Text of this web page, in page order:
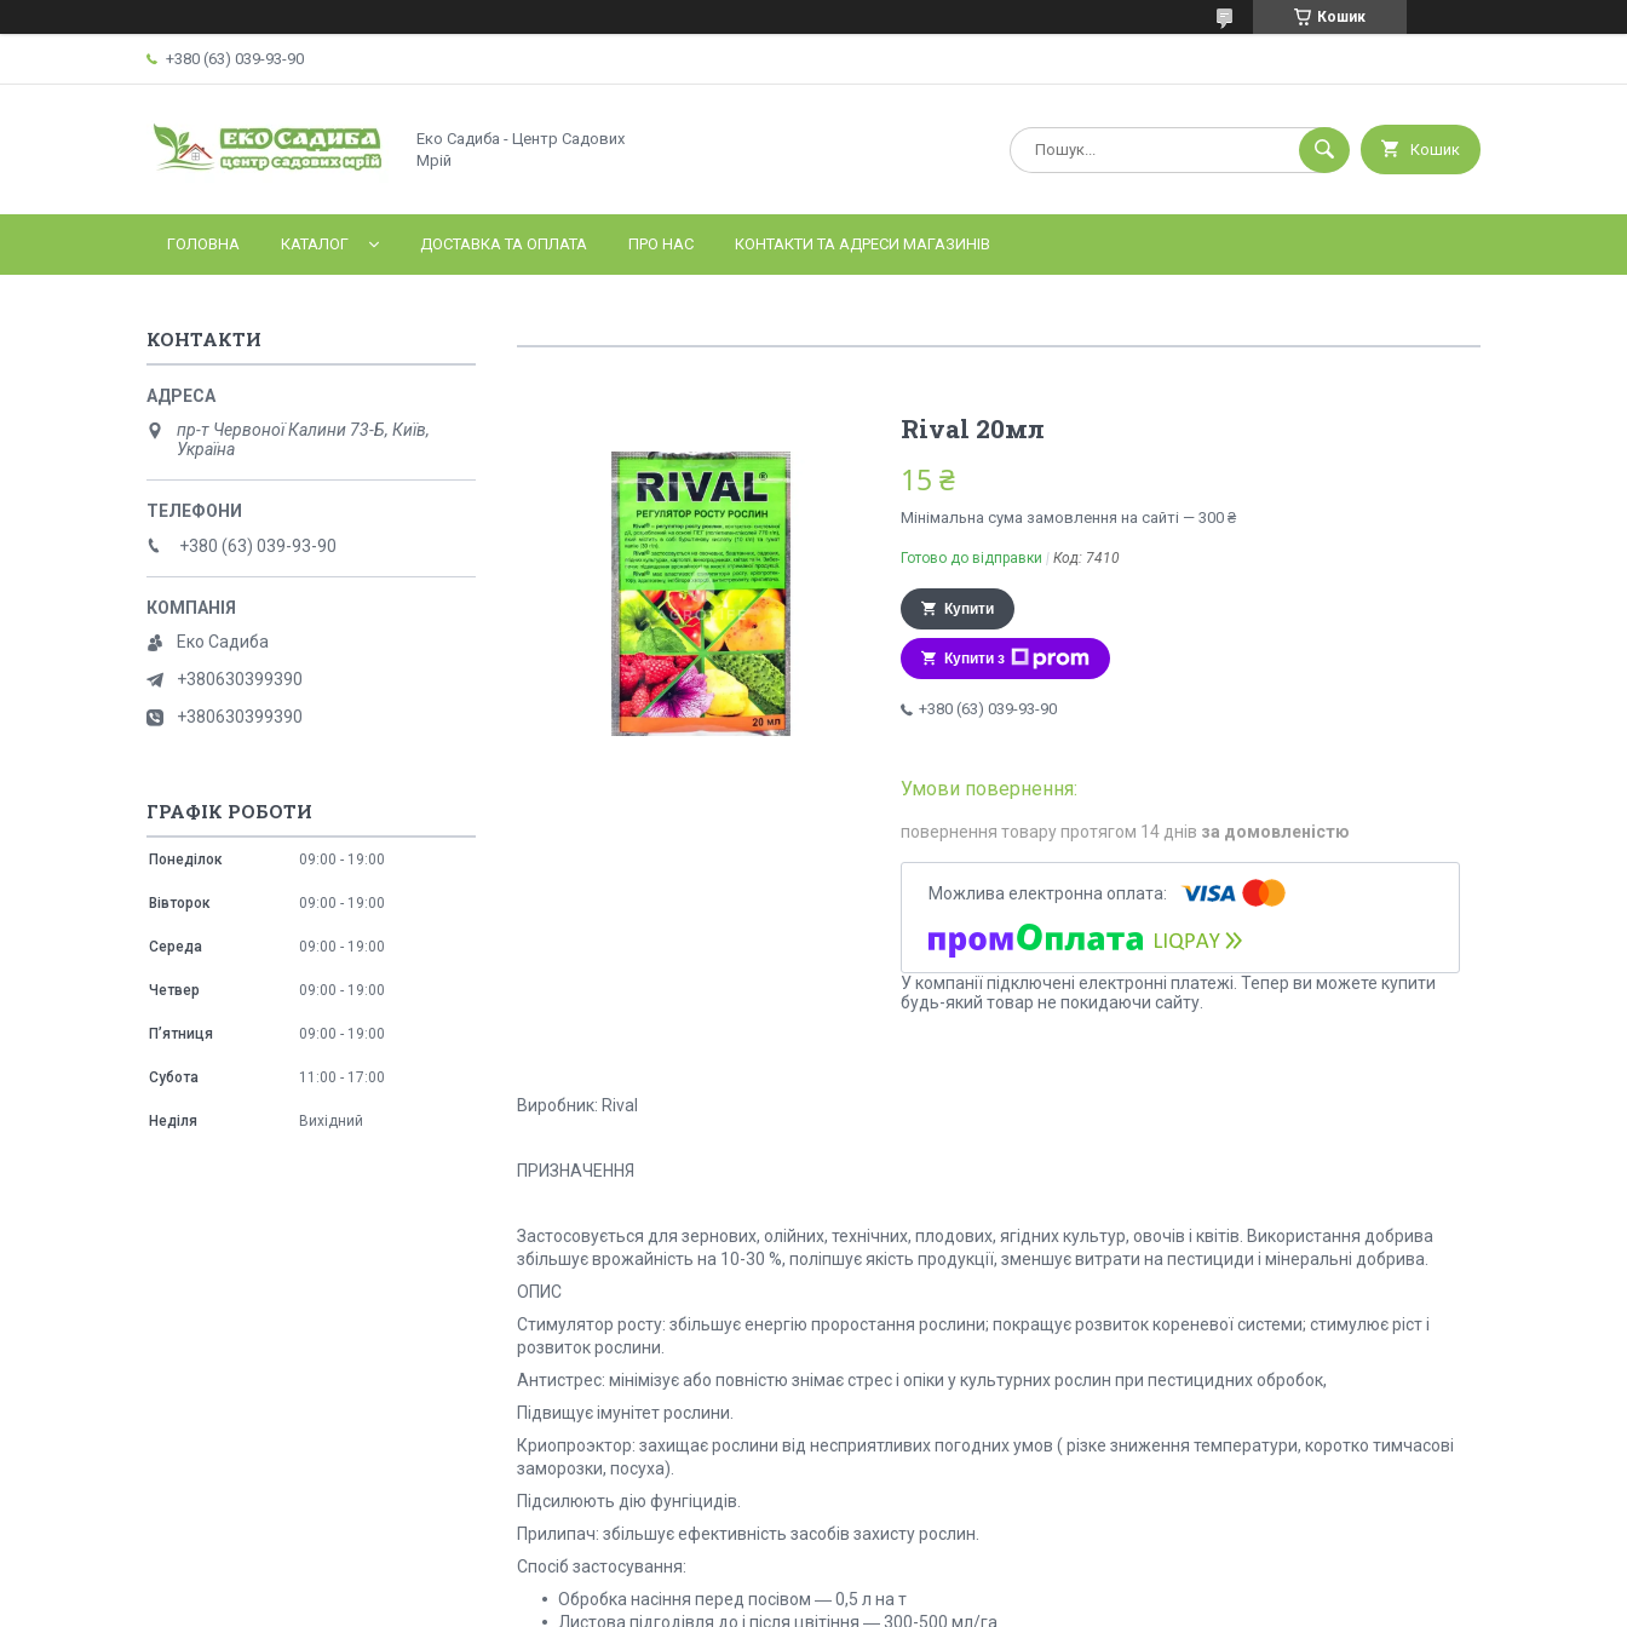
Кошик
+380 (63) 039-93-90
Еко Садиба - Центр Садових
Мрій
Кошик
ГОЛОВНА КАТАЛОГ ДОСТАВКА ТА ОПЛАТА ПРО НАС КОНТАКТИ ТА АДРЕСИ МАГАЗИНІВ
Rival 20мл
15 ₴
Мінімальна сума замовлення на сайті — 300 ₴
Готово до відправки Код: 7410
Купити
Купити з
+380 (63) 039-93-90
повернення товару протягом 14 днів за домовленістю
У компанії підключені електронні платежі. Тепер ви можете купити
будь-який товар не покидаючи сайту.
Виробник: Rival
ПРИЗНАЧЕННЯ
Застосовується для зернових, олійних, технічних, плодових, ягідних культур, овочів і квітів. Використання добрива
збільшує врожайність на 10-30 %, поліпшує якість продукції, зменшує витрати на пестициди і мінеральні добрива.
ОПИС
Стимулятор росту: збільшує енергію проростання рослини; покращує розвиток кореневої системи; стимулює ріст і
розвиток рослини.
Антистрес: мінімізує або повністю знімає стрес і опіки у культурних рослин при пестицидних обробок,
Підвищує імунітет рослини.
Криопроэктор: захищає рослини від несприятливих погодних умов ( різке зниження температури, коротко тимчасові
заморозки, посуха).
Підсилюють дію фунгіцидів.
Прилипач: збільшує ефективність засобів захисту рослин.
Спосіб застосування:
Обробка насіння перед посівом ― 0,5 л на т
Листова підгодівля до і після цвітіння ― 300-500 мл/га
КОНТАКТИ
пр-т Червоної Калини 73-Б, Київ,
Україна
+380 (63) 039-93-90
Еко Садиба
+380630399390
+380630399390
ГРАФІК РОБОТИ
Понеділок 09:00 19:00
Вівторок 09:00 19:00
Середа 09:00 19:00
Четвер 09:00 19:00
Пʼятниця 09:00 19:00
Субота 11:00 17:00
Неділя Вихідний